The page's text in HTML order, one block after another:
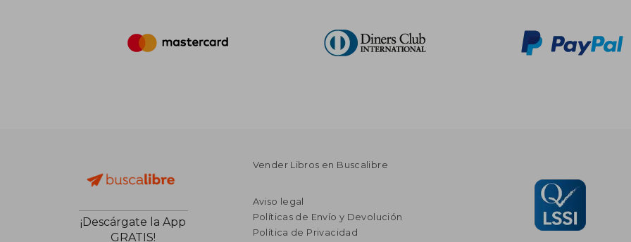
¡Descárgate la App
GRATIS!
Vender Libros en Buscalibre
Aviso legal
Políticas de Envío y Devolución
Política de Privacidad